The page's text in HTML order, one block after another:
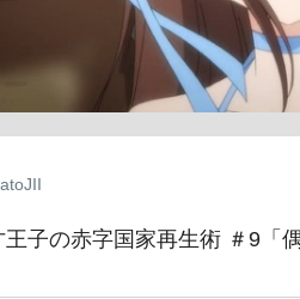
王子の赤字国家再生術 ＃9「